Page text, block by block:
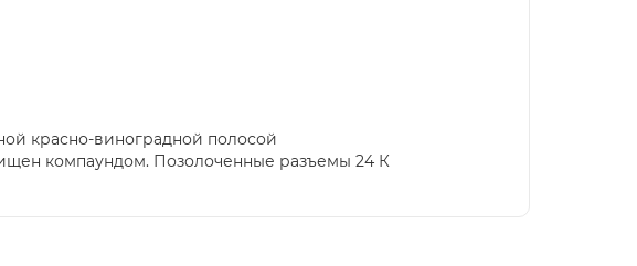
красно-виноградной полосой
компаундом. Позолоченные разъемы 24 К